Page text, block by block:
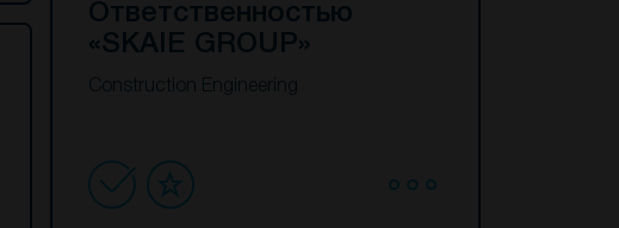
Ответственностью
«SKAIE GROUP»
Construction Engineering